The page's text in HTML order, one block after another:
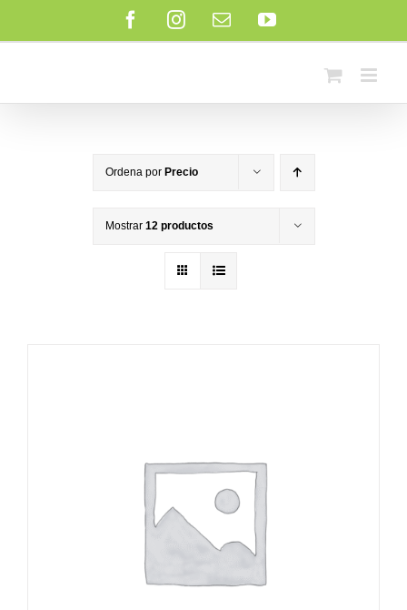
FacebookInstagram
Correo
electrónico
YouTube
Ordena por Precio
Mostrar 12 productos